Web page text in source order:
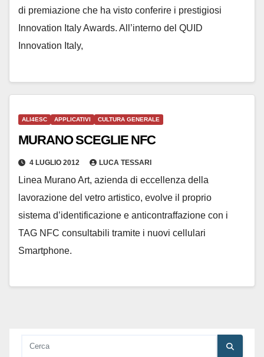
di premiazione che ha visto conferire i prestigiosi
Innovation Italy Awards. All’interno del QUID
Innovation Italy,
ALI4ESC APPLICATIVI CULTURA GENERALE
MURANO SCEGLIE NFC
4 LUGLIO 2012 LUCA TESSARI
Linea Murano Art, azienda di eccellenza della
lavorazione del vetro artistico, evolve il proprio
sistema d’identificazione e anticontraffazione con i
TAG NFC consultabili tramite i nuovi cellulari
Smartphone.